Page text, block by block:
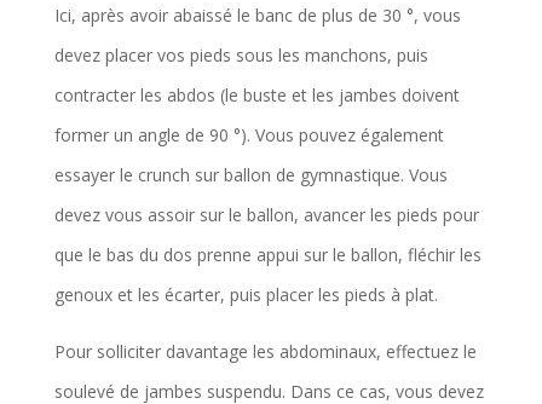
Ici, après avoir abaissé le banc de plus de 30 °, vous
devez placer vos pieds sous les manchons, puis
contracter les abdos (le buste et les jambes doivent
former un angle de 90 °). Vous pouvez également
essayer le crunch sur ballon de gymnastique. Vous
devez vous assoir sur le ballon, avancer les pieds pour
que le bas du dos prenne appui sur le ballon, fléchir les
genoux et les écarter, puis placer les pieds à plat.
Pour solliciter davantage les abdominaux, effectuez le
soulevé de jambes suspendu. Dans ce cas, vous devez